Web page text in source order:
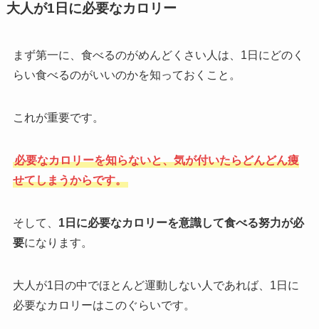
大人が1日に必要なカロリー
まず第一に、食べるのがめんどくさい人は、1日にどのく
らい食べるのがいいのかを知っておくこと。
これが重要です。
必要なカロリーを知らないと、気が付いたらどんどん痩
せてしまうからです。
そして、 1日に必要なカロリーを意識して食べる努力が必
要になります。
大人が1日の中でほとんど運動しない人であれば、1日に
必要なカロリーはこのぐらいです。